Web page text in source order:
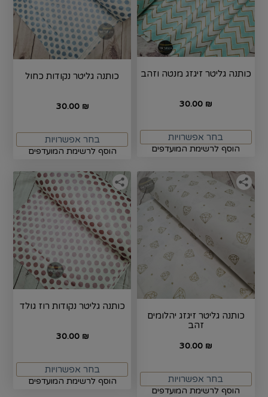
כותנה גליטר זיגזג מנטה וזהב
30.00 ₪
בחר אפשרויות
הוסף לרשימת המועדפים
כותנה גליטר נקודות כחול
30.00 ₪
בחר אפשרויות
הוסף לרשימת המועדפים
כותנה גליטר זיגזג יהלומים
זהב
30.00 ₪
בחר אפשרויות
הוסף לרשימת המועדפים
כותנה גליטר נקודות רוז גולד
30.00 ₪
בחר אפשרויות
הוסף לרשימת המועדפים